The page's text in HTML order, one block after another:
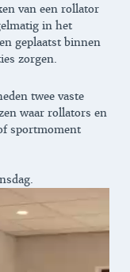
van een rollator
in het
geplaatst binnen
zorgen.
twee vaste
waar rollators en
sportmoment